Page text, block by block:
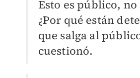
Esto es público,
¿Por qué están
que salga al
cuestionó.